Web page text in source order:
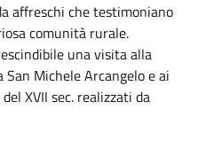
affreschi che testimoniano
comunità rurale.
una visita alla
Michele Arcangelo e ai
XVII sec. realizzati da